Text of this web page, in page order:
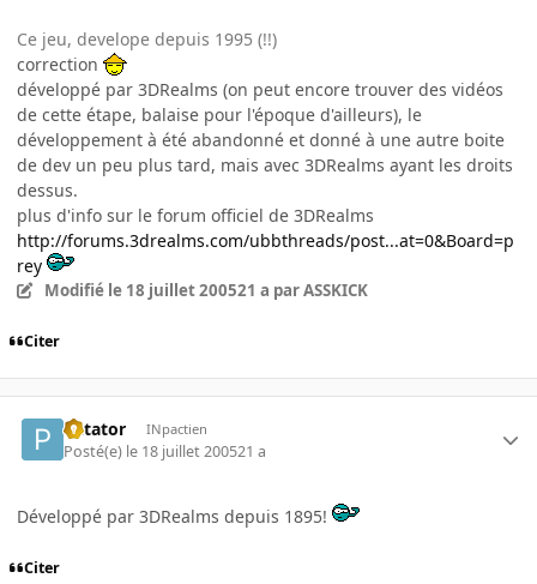
Ce jeu, develope depuis 1995 (!!)
correction
développé par 3DRealms (on peut encore trouver des vidéos
de cette étape, balaise pour l'époque d'ailleurs), le
développement à été abandonné et donné à une autre boite
de dev un peu plus tard, mais avec 3DRealms ayant les droits
dessus.
plus d'info sur le forum officiel de 3DRealms
http://forums.3drealms.com/ubbthreads/post...at=0&Board=p
rey
Modifié le 18 juillet 200521 a par ASSKICK
Citer
Patator INpactien
Posté(e) le 18 juillet 200521 a
Développé par 3DRealms depuis 1895!
Citer